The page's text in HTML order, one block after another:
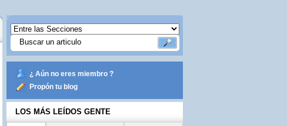
¿ Aún no eres miembro ?
Propón tu blog
LOS MÁS LEÍDOS GENTE